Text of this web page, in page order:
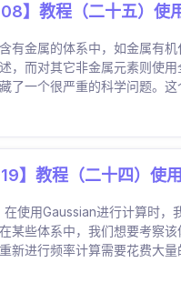
】教程（二十五）
含有金属的体系中，如金属有
，而对其它非金属元素则使
了一个很严重的科学问题。
】教程（二十四）使
在使用Gaussian进行计算时
某些体系中，我们想要考察
新进行频率计算需要花费大